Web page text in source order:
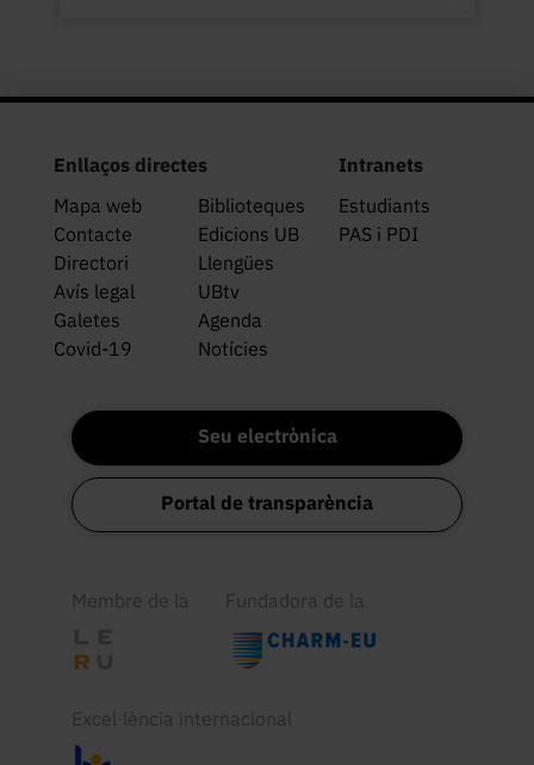
Enllaços directes
Mapa web
Biblioteques
Contacte
Edicions UB
Directori
Llengües
Avís legal
UBtv
Galetes
Agenda
Covid-19
Notícies
Intranets
Estudiants
PAS i PDI
Seu electrònica
Portal de transparència
Membre de la Fundadora de la
Excel·lència internacional